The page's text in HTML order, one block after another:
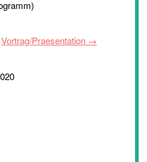
Vortrag/Praesentation